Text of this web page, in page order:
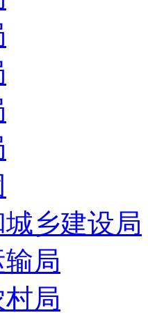
乡建设局
局
局